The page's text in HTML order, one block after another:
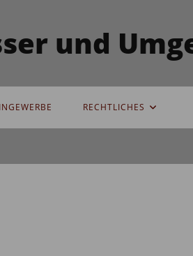
und
RECHTLICHES